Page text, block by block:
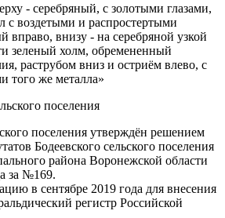
- серебряный, с золотыми глазами,
с воздетыми и распростертыми
внизу - на серебряной узкой
зеленый холм, обремененный
раструбом вниз и остриём влево, с
того же металла»
поселения утверждён решением
Бодеевского сельского поселения
района Воронежской области
за №169.
в сентябре 2019 года для внесения
регистр Российской